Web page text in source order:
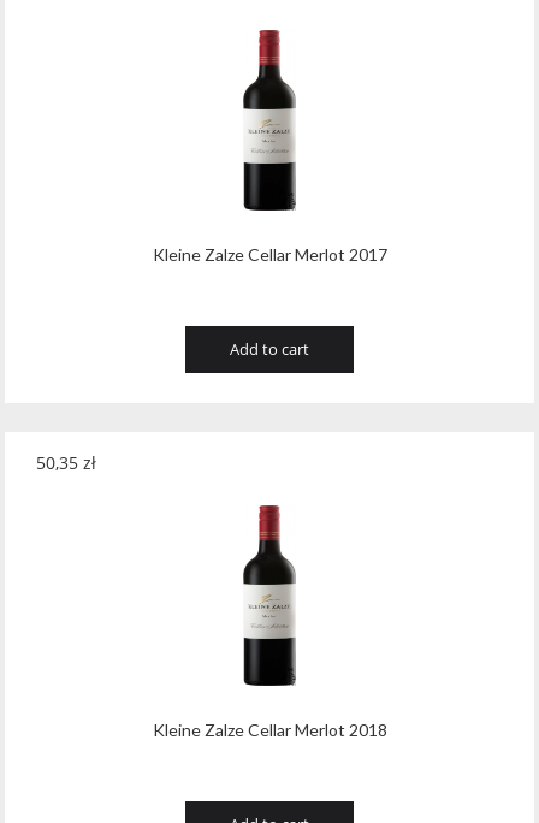
Kleine Zalze Cellar Merlot 2017
Add to cart
Kleine Zalze Cellar Merlot 2018
50,35 zł